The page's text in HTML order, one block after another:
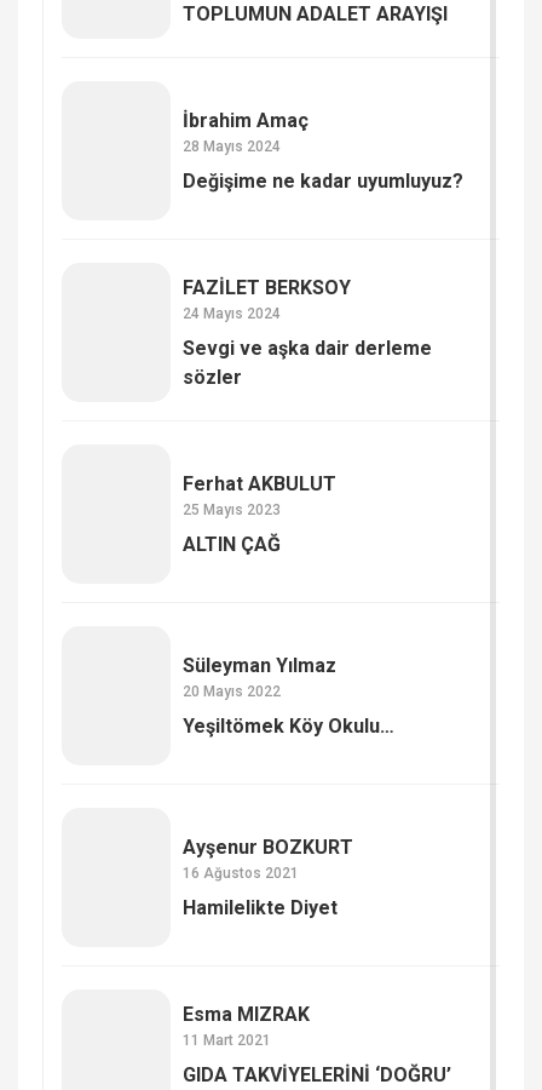
TOPLUMUN ADALET ARAYIŞI
İbrahim Amaç
28 Mayıs 2024
Değişime ne kadar uyumluyuz?
FAZİLET BERKSOY
24 Mayıs 2024
Sevgi ve aşka dair derleme
sözler
Ferhat AKBULUT
25 Mayıs 2023
ALTIN ÇAĞ
Süleyman Yılmaz
20 Mayıs 2022
Yeşiltömek Köy Okulu…
Ayşenur BOZKURT
16 Ağustos 2021
Hamilelikte Diyet
Esma MIZRAK
11 Mart 2021
GIDA TAKVİYELERİNİ ‘DOĞRU’